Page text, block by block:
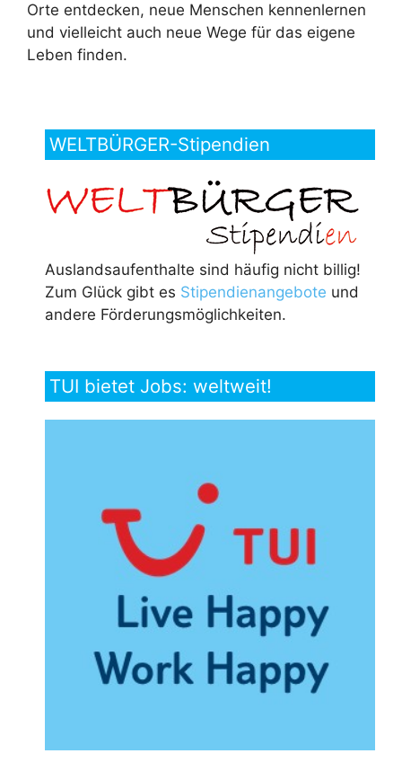
Orte entdecken, neue Menschen kennenlernen
und vielleicht auch neue Wege für das eigene
Leben finden.
WELTBÜRGER-Stipendien
Auslandsaufenthalte sind häufig nicht billig!
Zum Glück gibt es Stipendienangebote und
andere Förderungsmöglichkeiten.
TUI bietet Jobs: weltweit!